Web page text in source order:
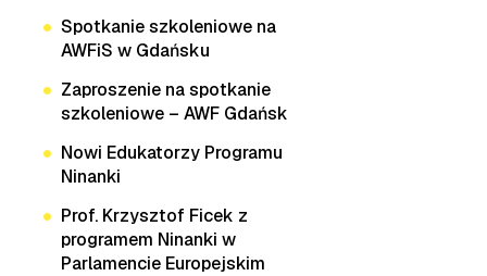
Spotkanie szkoleniowe na
AWFiS w Gdańsku
Zaproszenie na spotkanie
szkoleniowe – AWF Gdańsk
Nowi Edukatorzy Programu
Ninanki
Prof. Krzysztof Ficek z
programem Ninanki w
Parlamencie Europejskim